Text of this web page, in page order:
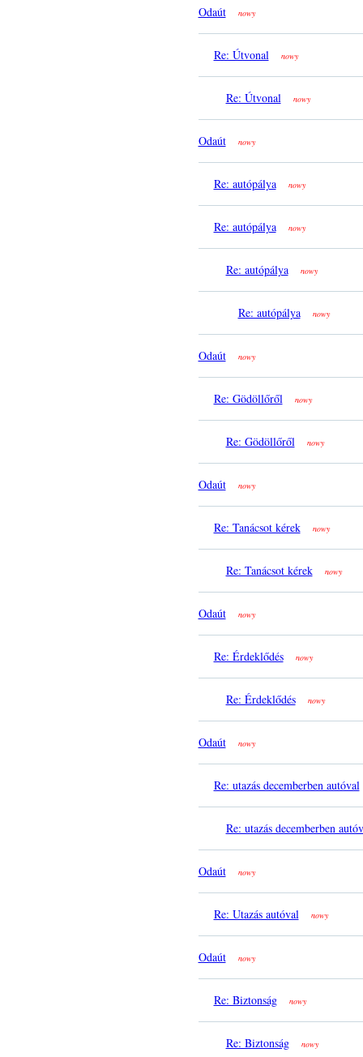
Odaút nowy
Re: Útvonal nowy
Re: Útvonal nowy
Odaút nowy
Re: autópálya nowy
Re: autópálya nowy
Re: autópálya nowy
Re: autópálya nowy
Odaút nowy
Re: Gödöllőről nowy
Re: Gödöllőről nowy
Odaút nowy
Re: Tanácsot kérek nowy
Re: Tanácsot kérek nowy
Odaút nowy
Re: Érdeklődés nowy
Re: Érdeklődés nowy
Odaút nowy
Re: utazás decemberben autóval
Re: utazás decemberben
Odaút nowy
Re: Utazás autóval nowy
Odaút nowy
Re: Biztonság nowy
Re: Biztonság nowy